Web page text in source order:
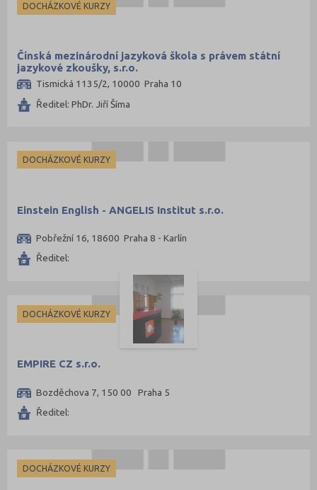
DOCHÁZKOVÉ KURZY
Čínská mezinárodní jazyková škola s právem státní
jazykové zkoušky, s.r.o.
Tismická 1135/2, 10000 Praha 10
Ředitel: PhDr. Jiří Šíma
DOCHÁZKOVÉ KURZY
Einstein English - ANGELIS Institut s.r.o.
Pobřežní 16, 18600 Praha 8 - Karlín
Ředitel:
DOCHÁZKOVÉ KURZY
EMPIRE CZ s.r.o.
Bozděchova 7, 150 00 Praha 5
Ředitel:
DOCHÁZKOVÉ KURZY